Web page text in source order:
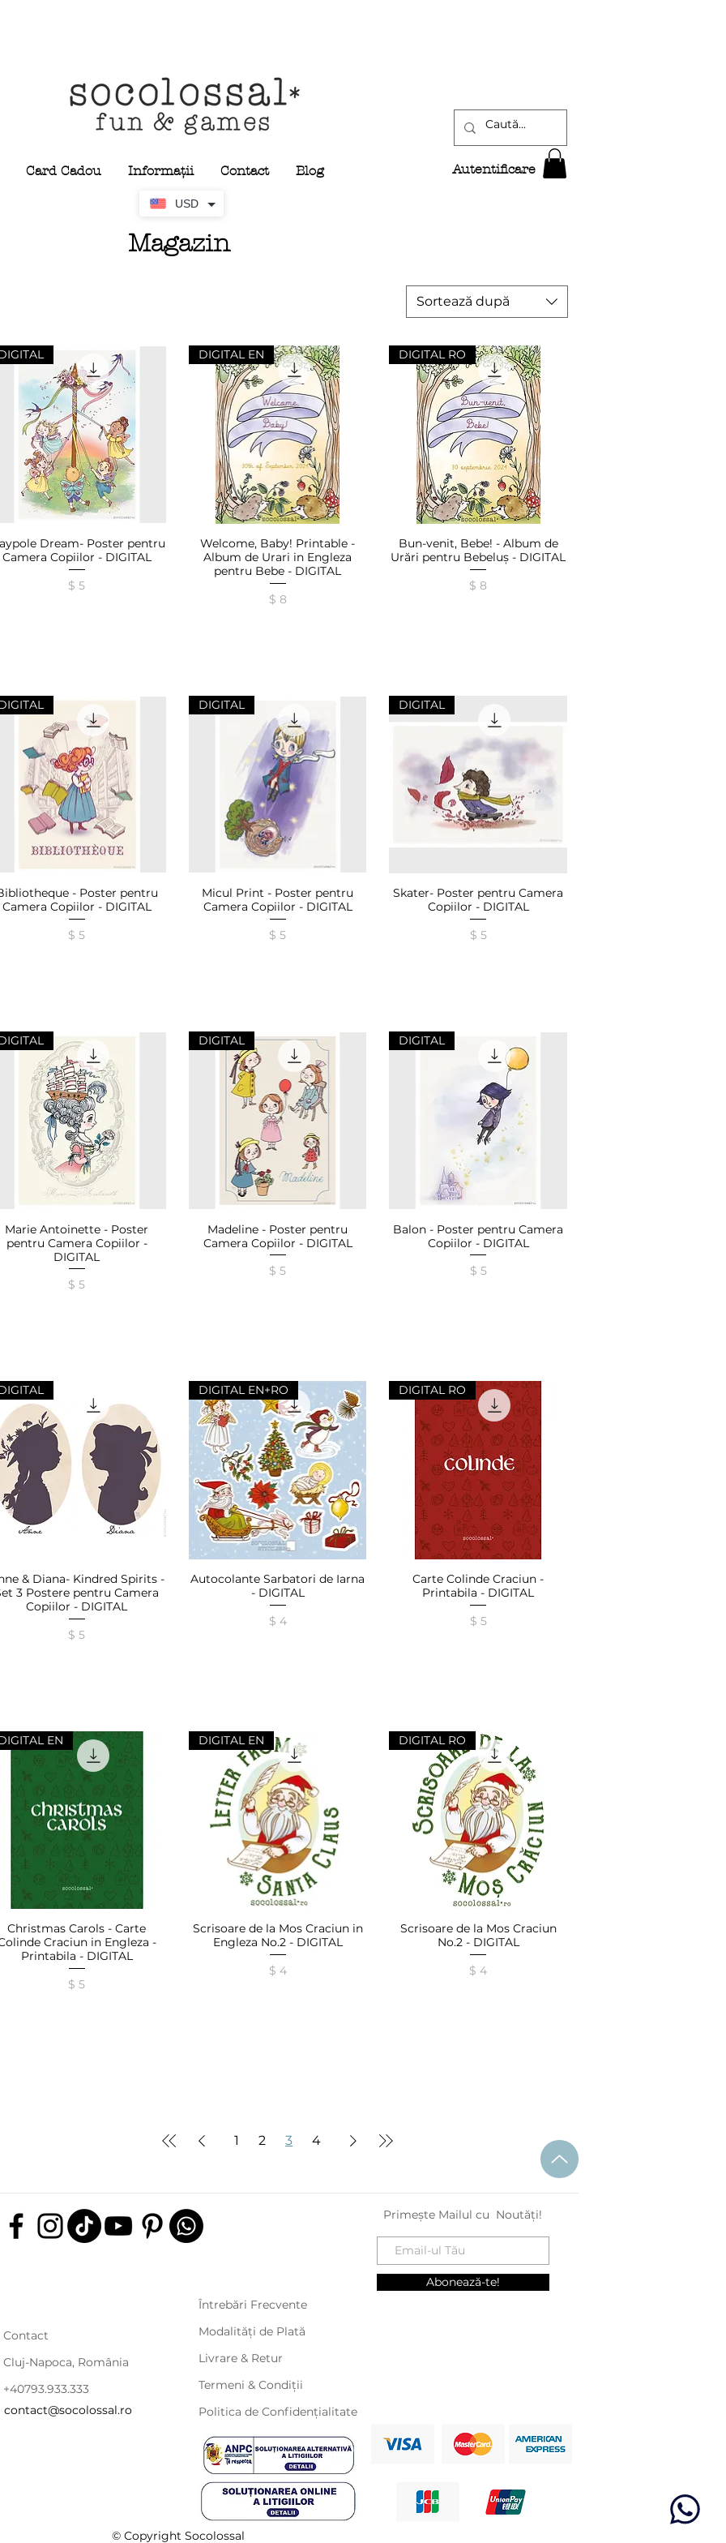
USD
Card Cadou Informații Contact Blog Autentificare
Magazin
Sortează după
Afișare rapidă
Dream- Poster pentru
Camera Copiilor - DIGITAL
Preț
$ 5
Afișare rapidă
DIGITAL EN
Welcome, Baby! Printable -
Album de Urari in Engleza
pentru Bebe - DIGITAL
Preț
$ 8
Afișare rapidă
DIGITAL RO
Bun-venit, Bebe! - Album de
Urări pentru Bebeluș - DIGITAL
Preț
$ 8
Afișare rapidă
- Poster pentru
Camera Copiilor - DIGITAL
Preț
$ 5
Afișare rapidă
DIGITAL
Micul Print - Poster pentru
Camera Copiilor - DIGITAL
Preț
$ 5
Afișare rapidă
DIGITAL
Skater- Poster pentru Camera
Copiilor - DIGITAL
Preț
$ 5
Afișare rapidă
Marie Antoinette - Poster
pentru Camera Copiilor -
DIGITAL
Preț
$ 5
Afișare rapidă
DIGITAL
Madeline - Poster pentru
Camera Copiilor - DIGITAL
Preț
$ 5
Afișare rapidă
DIGITAL
Balon - Poster pentru Camera
Copiilor - DIGITAL
Preț
$ 5
Afișare rapidă
& Diana- Kindred Spirits -
3 Postere pentru Camera
Copiilor - DIGITAL
Preț
$ 5
Afișare rapidă
DIGITAL EN+RO
Autocolante Sarbatori de Iarna
- DIGITAL
Preț
$ 4
Afișare rapidă
DIGITAL RO
Carte Colinde Craciun -
Printabila - DIGITAL
Preț
$ 5
Afișare rapidă
EN
Christmas Carols - Carte
Craciun in Engleza -
Printabila - DIGITAL
Preț
$ 5
Afișare rapidă
DIGITAL EN
Scrisoare de la Mos Craciun in
Engleza No.2 - DIGITAL
Preț
$ 4
Afișare rapidă
DIGITAL RO
Scrisoare de la Mos Craciun
No.2 - DIGITAL
Preț
$ 4
1 2 3 4
Contact
Cluj-Napoca, România
+40793.933.333
contact@socolossal.ro
Întrebări Frecvente
Modalități de Plată
Livrare & Retur
Termeni & Condiții
Politica de Confidențialitate
Primește Mailul cu Noutăți!
Abonează-te!
© Copyright Socolossal